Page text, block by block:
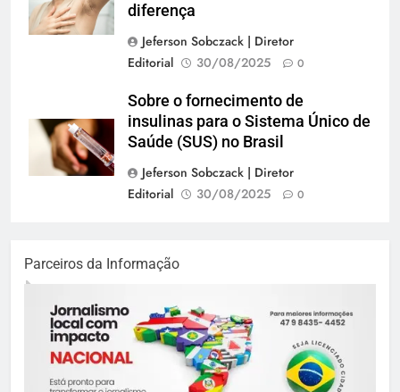
diferença
Jeferson Sobczack | Diretor
Editorial
30/08/2025 0
Sobre o fornecimento de
insulinas para o Sistema Único de
Saúde (SUS) no Brasil
Jeferson Sobczack | Diretor
Editorial
30/08/2025 0
Parceiros da Informação